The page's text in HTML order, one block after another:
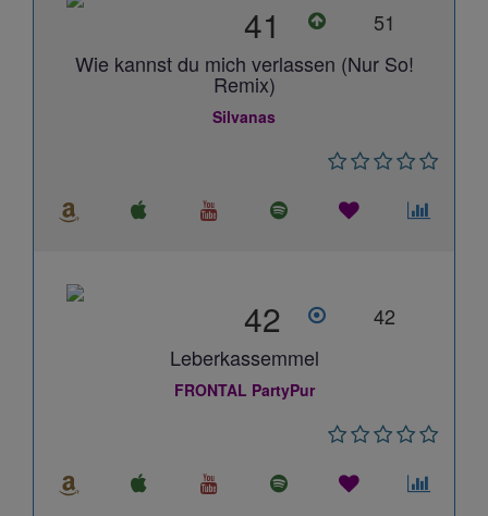
41
51
Wie kannst du mich verlassen (Nur So!
Remix)
Silvanas
42
42
Leberkassemmel
FRONTAL PartyPur